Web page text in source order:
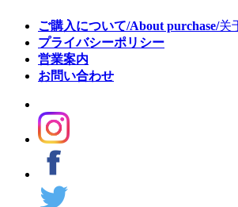
ご購入について/About purchase/关
プライバシーポリシー
営業案内
お問い合わせ